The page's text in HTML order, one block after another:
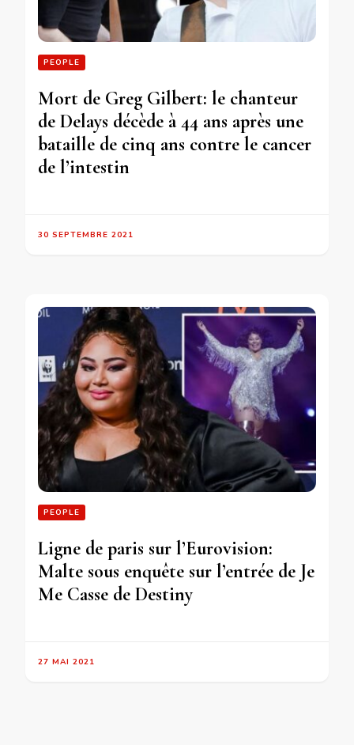
PEOPLE
Mort de Greg Gilbert: le chanteur
de Delays décède à 44 ans après une
bataille de cinq ans contre le cancer
de l’intestin
30 SEPTEMBRE 2021
PEOPLE
Ligne de paris sur l’Eurovision:
Malte sous enquête sur l’entrée de Je
Me Casse de Destiny
27 MAI 2021